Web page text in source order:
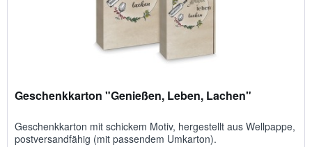
Geschenkkarton "Genießen, Leben, Lachen"
Geschenk­karton mit schickem Motiv, her­ge­stellt aus Well­pappe,
post­ver­sand­fähig (mit pas­sendem Um­karton).